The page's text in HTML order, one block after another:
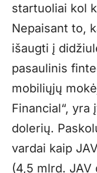
startuoliai kol
Nepaisant to,
išaugti į
pasaulinis
mobiliųjų
Financial“,
dolerių.
vardai kaip
(4,5 mlrd. JAV